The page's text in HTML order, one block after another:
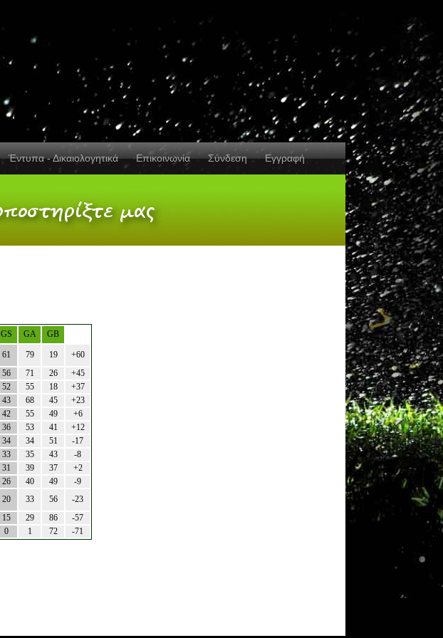
Έντυπα - Δικαιολογητικά Επικοινωνία Σύνδεση Εγγραφή
GS GA GB
61 79 19
+60
56 71 26
+45
52 55 18
+37
43 68 45
+23
42 55 49
+6
36 53 41
+12
34 34 51
-17
33 35 43
-8
31 39 37
+2
26 40 49
-9
20 33 56
-23
15 29 86
-57
0 1 72 -71